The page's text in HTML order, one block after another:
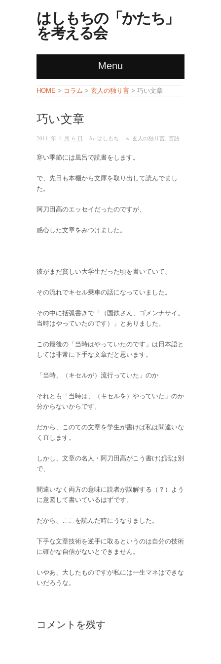
はしもちの「かたち」
を考える会
Menu
HOME > コラム > 玄人の独り言 > 巧い文章
巧い文章
2011 年 1 月 6 日 · by はしもち · in 玄人の独り言, 言語
寒い季節には風呂で読書をします。
で、先日も本棚から文庫を取り出して読んでまし
た。
阿刀田高のエッセイだったのですが、
感心した文章をみつけました。
彼がまだ貧しい大学生だった頃を書いていて、
その流れでキセル乗車の話になっていました。
その中に括弧書きで「（国鉄さん、ゴメンナサイ。
当時はやっていたのです）」とありました。
この最後の「当時はやっていたのです」は日本語と
しては非常に下手な文章だと思います。
「当時、（キセルが）流行っていた」のか
それとも「当時は、（キセルを）やっていた」のか
分からないからです。
だから、このての文章を学生が書けば私は間違いな
く直します。
しかし、文章の名人・阿刀田高がこう書けば話は別
で、
間違いなく両方の意味に読者が誤解する（？）よう
に意図して書いているはずです。
だから、ここを読んだ時にうなりました。
下手な文章技術を逆手に取るというのは自分の技術
に確かな自信がないとできません。
いやあ、大したものですが私には一生マネはできな
いだろうな。
コメントを残す